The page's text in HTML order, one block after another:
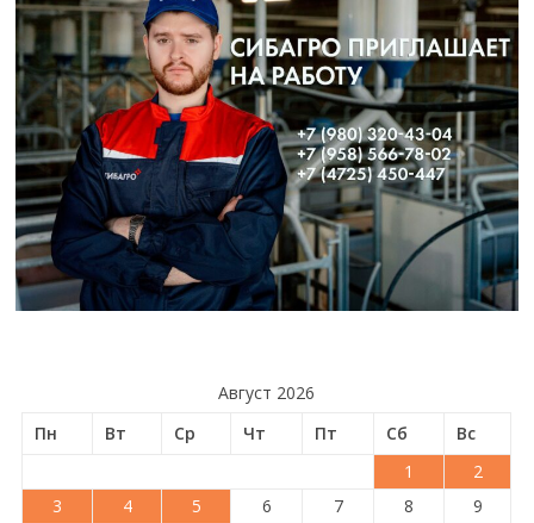
Август 2026
Пн
Вт Ср Чт Пт Сб
Вс
1
2
3
4 5 6 7 8
9